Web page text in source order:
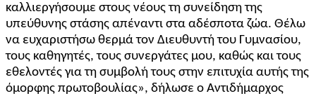
καλλιεργήσουμε στους νέους τη συνείδηση της
υπεύθυνης στάσης απέναντι στα αδέσποτα ζώα. Θέλω
να ευχαριστήσω θερμά τον Διευθυντή του Γυμνασίου,
τους καθηγητές, τους συνεργάτες μου, καθώς και τους
εθελοντές για τη συμβολή τους στην επιτυχία αυτής της
όμορφης πρωτοβουλίας», δήλωσε ο Αντιδήμαρχος